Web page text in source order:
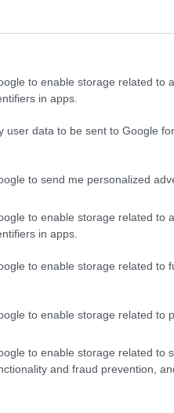
to enable storage related to
in apps.
user data to be sent to Google
to send me personalized
to enable storage related to
in apps.
to enable storage related to
to enable storage related to
to enable storage related to
and fraud prevention,